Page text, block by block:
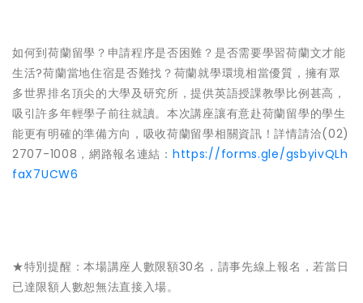
如何到荷蘭留學？申請程序是否困難？是否需要學習荷蘭文才能
生活?荷蘭當地住宿是否難找？荷蘭就學環境相當優質，擁有眾
多世界排名頂尖的大學及研究所，提供英語授課教學比例甚高，
吸引許多年輕學子前往就讀。本次講座讓有意赴荷蘭留學的學生
能更有明確的準備方向，吸收荷蘭留學相關資訊！詳情請洽(02)
2707-1008，網路報名連結： https://forms.gle/gsbyivQLh
faX7UCW6
★特別提醒：本場講座人數限額30名，請事先線上報名，若當日
已達限額人數恕無法直接入場。